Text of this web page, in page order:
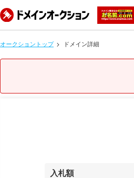
オークショントップ ドメイン詳細
入札額